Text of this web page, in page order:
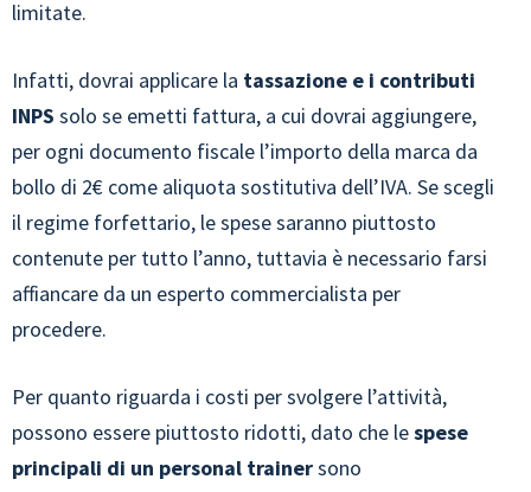
limitate.
Infatti, dovrai applicare la tassazione e i contributi
INPS solo se emetti fattura, a cui dovrai aggiungere,
per ogni documento fiscale l’importo della marca da
bollo di 2€ come aliquota sostitutiva dell’IVA. Se scegli
il regime forfettario, le spese saranno piuttosto
contenute per tutto l’anno, tuttavia è necessario farsi
affiancare da un esperto commercialista per
procedere.
Per quanto riguarda i costi per svolgere l’attività,
possono essere piuttosto ridotti, dato che lespese
principali di un personal trainersono